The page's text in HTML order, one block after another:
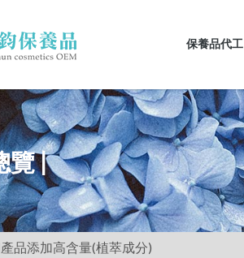
保養品代工
覽 |
品添加高含量(植萃成分)